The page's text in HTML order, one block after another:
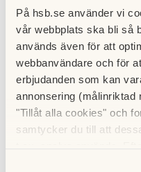
På hsb.se använder vi
vår webbplats ska bli så
används även för att
webbanvändare och för
erbjudanden som kan
annonsering (målinriktad
"Tillåt alla cookies" och
samtycker du till att
Samlingslokalen
Mjölkuddsvägen 11
4
18:00